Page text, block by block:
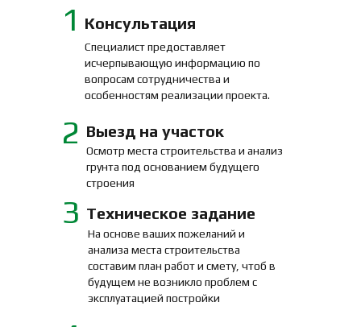
Специалист предоставляет
исчерпывающую информацию по
вопросам сотрудничества и
особенностям реализации проекта.
Консультация
1
Выезд на участок
Осмотр места строительства и анализ
грунта под основанием будущего
строения
2
Техническое задание
На основе ваших пожеланий и
анализа места строительства
составим план работ и смету, чтоб в
будущем не возникло проблем с
эксплуатацией постройки
3